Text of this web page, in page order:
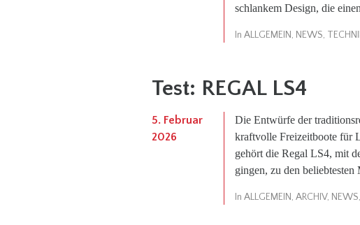
schlankem Design, die
In ALLGEMEIN, NEWS,
Test: REGAL LS4
5. Februar
2026
Die Entwürfe der
kraftvolle Freizeitboote für
gehört die Regal LS4, mit
gingen, zu den beliebtesten
In ALLGEMEIN, ARCHIV, NEWS,